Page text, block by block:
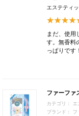
エステティ
まだ、使用
す。無香料
っぱりです！
ファーファ
カテゴリ： エ
ブランド： フ